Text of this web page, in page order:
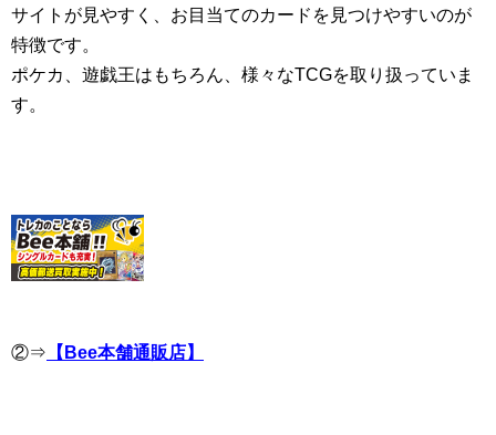
サイトが見やすく、お目当てのカードを見つけやすいのが
特徴です。
ポケカ、遊戯王はもちろん、様々なTCGを取り扱っていま
す。
②⇒ 【Bee本舗通販店】